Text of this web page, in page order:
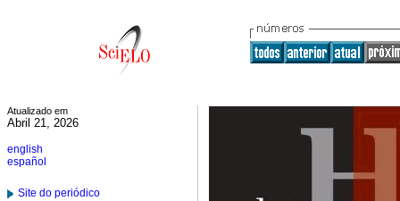
Atualizado em
Abril 21, 2026
english
español
Site do periódico